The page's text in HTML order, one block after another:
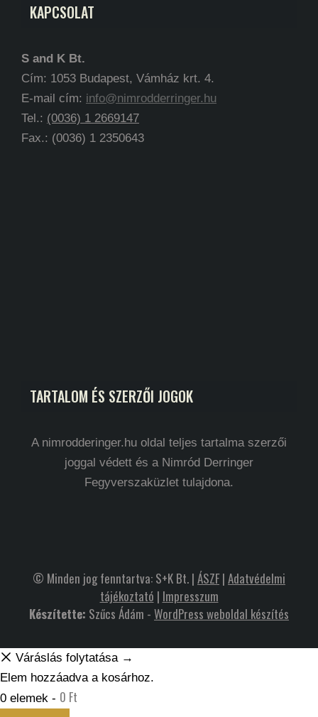
KAPCSOLAT
S and K Bt.
Cím: 1053 Budapest, Vámház krt. 4.
E-mail cím: info@nimrodderringer.hu
Tel.: (0036) 1 2669147
Fax.: (0036) 1 2350643
TARTALOM ÉS SZERZŐI JOGOK
A nimrodderinger.hu oldal teljes tartalma szerzői
joggal védett és a Nimród Derringer
Fegyverszaküzlet tulajdona.
© Minden jog fenntartva: S+K Bt. | ÁSZF| Adatvédelmi
tájékoztató | Impresszum
Készítette: Szűcs Ádám - WordPress weboldal készítés
Váráslás folytatása →
Elem hozzáadva a kosárhoz.
0 elemek - 0 Ft